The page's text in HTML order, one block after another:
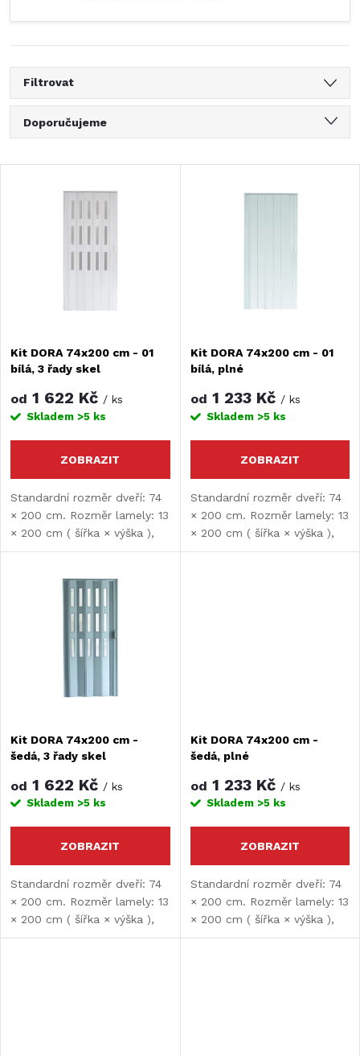
Filtrovat
Ř
a
p
r
o
d
u
Doporučujeme
Nejprodávanější
Abecedně
s
p
r
d
u
Kit DORA 74x200 cm - 01
bílá, 3 řady skel
od 1 622 Kč / ks
Skladem >5 ks
ZOBRAZIT
Standardní rozměr dveří: 74
× 200 cm. Rozměr lamely: 13
× 200 cm ( šířka × výška ),
tloušťka lamely: 9 mm.
Kit DORA 74x200 cm - 01
bílá, plné
od 1 233 Kč / ks
Skladem >5 ks
ZOBRAZIT
Standardní rozměr dveří: 74
× 200 cm. Rozměr lamely: 13
× 200 cm ( šířka × výška ),
tloušťka lamely: 9 mm.
Kit DORA 74x200 cm -
šedá, 3 řady skel
od 1 622 Kč / ks
Skladem >5 ks
ZOBRAZIT
Standardní rozměr dveří: 74
× 200 cm. Rozměr lamely: 13
× 200 cm ( šířka × výška ),
tloušťka lamely: 9 mm.
Kit DORA 74x200 cm -
šedá, plné
od 1 233 Kč / ks
Skladem >5 ks
ZOBRAZIT
Standardní rozměr dveří: 74
× 200 cm. Rozměr lamely: 13
× 200 cm ( šířka × výška ),
tloušťka lamely: 9 mm.